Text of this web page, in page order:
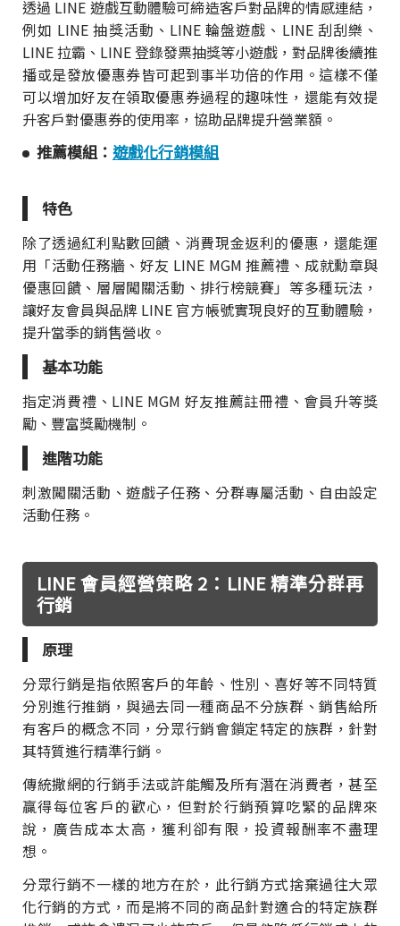
透過 LINE 遊戲互動體驗可締造客戶對品牌的情感連結，
例如 LINE 抽獎活動、LINE 輪盤遊戲、LINE 刮刮樂、
LINE 拉霸、LINE 登錄發票抽獎等小遊戲，對品牌後續推
播或是發放優惠券皆可起到事半功倍的作用。這樣不僅
可以增加好友在領取優惠券過程的趣味性，還能有效提
升客戶對優惠券的使用率，協助品牌提升營業額。
推薦模組： 遊戲化行銷模組
特色
除了透過紅利點數回饋、消費現金返利的優惠，還能運
用「活動任務牆、好友 LINE MGM 推薦禮、成就勳章與
優惠回饋、層層闖關活動、排行榜競賽」等多種玩法，
讓好友會員與品牌 LINE 官方帳號實現良好的互動體驗，
提升當季的銷售營收。
基本功能
指定消費禮、LINE MGM 好友推薦註冊禮、會員升等獎
勵、豐富獎勵機制。
進階功能
刺激闖關活動、遊戲子任務、分群專屬活動、自由設定
活動任務。
LINE 會員經營策略 2：LINE 精準分群再
行銷
原理
分眾行銷是指依照客戶的年齡、性別、喜好等不同特質
分別進行推銷，與過去同一種商品不分族群、銷售給所
有客戶的概念不同，分眾行銷會鎖定特定的族群，針對
其特質進行精準行銷。
傳統撒網的行銷手法或許能觸及所有潛在消費者，甚至
贏得每位客戶的歡心，但對於行銷預算吃緊的品牌來
說，廣告成本太高，獲利卻有限，投資報酬率不盡理
想。
分眾行銷不一樣的地方在於，此行銷方式捨棄過往大眾
化行銷的方式，而是將不同的商品針對適合的特定族群